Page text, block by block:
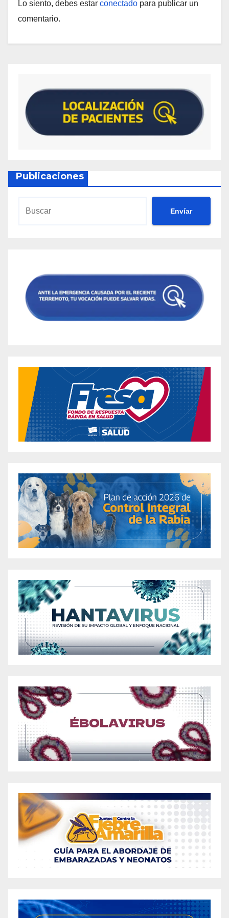
Lo siento, debes estar conectado para publicar un
comentario.
Publicaciones
Envíar